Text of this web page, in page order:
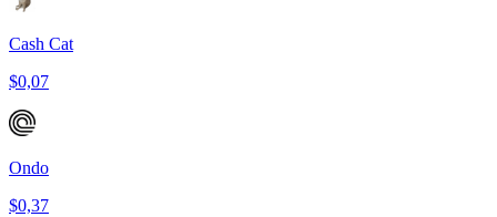
Cash Cat
$0,07
Ondo
$0,37